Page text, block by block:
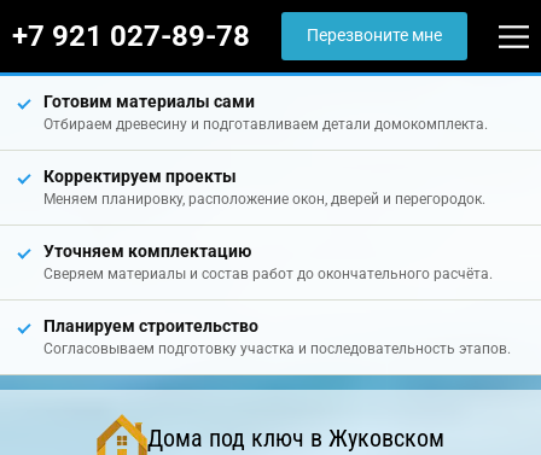
+7 921 027-89-78 Перезвоните мне
Готовим материалы сами
Отбираем древесину и подготавливаем детали домокомплекта.
Корректируем проекты
Меняем планировку, расположение окон, дверей и перегородок.
Уточняем комплектацию
Сверяем материалы и состав работ до окончательного расчёта.
Планируем строительство
Согласовываем подготовку участка и последовательность этапов.
Дома под ключ в Жуковском